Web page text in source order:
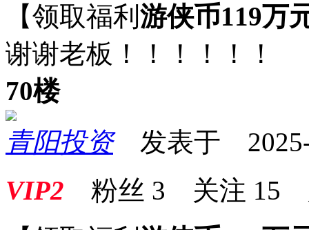
【领取福利 游侠币119万
谢谢老板！！！！！！
70楼
青阳投资发表于 2025-
VIP2 粉丝 3 关注 15